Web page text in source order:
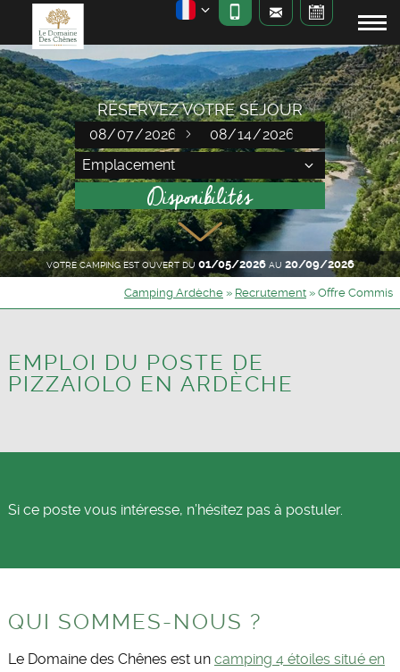
RÉSERVEZ VOTRE SÉJOUR
VOTRE CAMPING EST OUVERT DU 01/05/2026AU 20/09/2026
Camping Ardèche » Recrutement » Offre Commis
EMPLOI DU POSTE DE
PIZZAIOLO EN ARDÈCHE
Si ce poste vous intéresse, n’hésitez pas à postuler.
QUI SOMMES-NOUS ?
Le Domaine des Chênes est un camping 4 étoiles situé en